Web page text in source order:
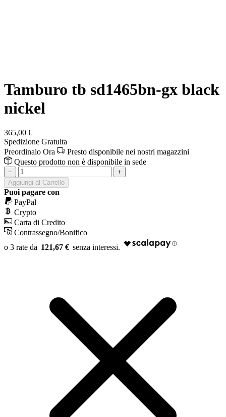
Tamburo tb sd1465bn-gx black
nickel
365,00 €
Spedizione Gratuita
Preordinalo Ora
Presto disponibile nei nostri magazzini
Questo prodotto non è disponibile in sede
−
+
Aggiungi al Carrello
Puoi pagare con
PayPal
Crypto
Carta di Credito
Contrassegno/Bonifico
121,67 €